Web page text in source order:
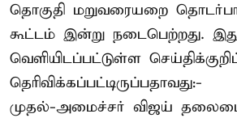
தொகுதி மறுவரையறை
கூட்டம் இன்று நடைபெற்றது.
வெளியிடப்பட்டுள்ள
தெரிவிக்கப்பட்டிருப்பதாவது:-
முதல்-அமைச்சர் விஜய்